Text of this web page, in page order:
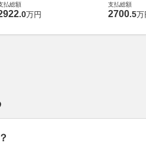
払総額
.0万円
支払総額
2700.5万